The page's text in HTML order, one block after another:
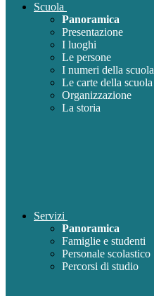
Scuola
Panoramica
Presentazione
I luoghi
Le persone
I numeri della scuola
Le carte della scuola
Organizzazione
La storia
Servizi
Panoramica
Famiglie e studenti
Personale scolastico
Percorsi di studio